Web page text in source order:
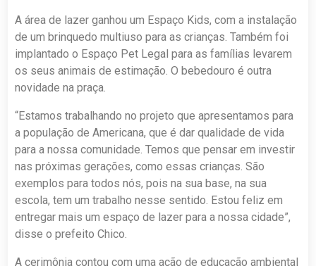
A área de lazer ganhou um Espaço Kids, com a instalação
de um brinquedo multiuso para as crianças. Também foi
implantado o Espaço Pet Legal para as famílias levarem
os seus animais de estimação. O bebedouro é outra
novidade na praça.
“Estamos trabalhando no projeto que apresentamos para
a população de Americana, que é dar qualidade de vida
para a nossa comunidade. Temos que pensar em investir
nas próximas gerações, como essas crianças. São
exemplos para todos nós, pois na sua base, na sua
escola, tem um trabalho nesse sentido. Estou feliz em
entregar mais um espaço de lazer para a nossa cidade”,
disse o prefeito Chico.
A cerimônia contou com uma ação de educação ambiental